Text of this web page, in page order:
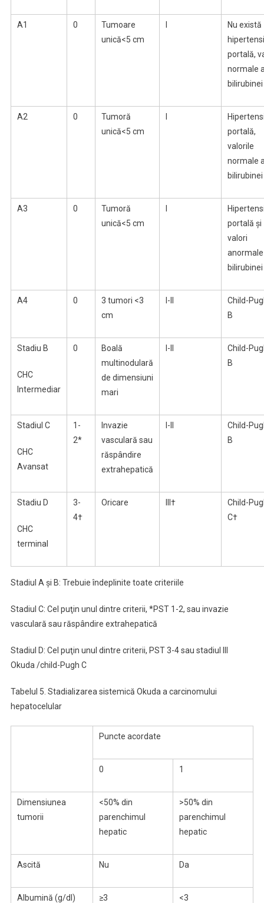
A1 0
Tumoare
unică<5 cm
Nu există
portală,
normale
bilirubinei
A2 0
Tumoră
unică<5 cm
portală,
valorile
normale
bilirubinei
A3 0
Tumoră
unică<5 cm
portală şi
valori
bilirubinei
A4 0
3 tumori <3
cm
I-II
Child-
B
Stadiu B
CHC
Intermediar
0
Boală
multinodulară
de dimensiuni
mari
I-II
Child-
B
Stadiul C
CHC
Avansat
1-
2*
Invazie
vasculară sau
răspândire
extrahepatică
I-II
Child-
B
Stadiu D
CHC
terminal
3-
4†
Oricare III†
Child-
C†
Stadiul A şi B: Trebuie îndeplinite toate criteriile
Stadiul C: Cel puţin unul dintre criterii, *PST 1-2, sau invazie
vasculară sau răspândire extrahepatică
Stadiul D: Cel puţin unul dintre criterii, PST 3-4 sau stadiul III
Okuda /child-Pugh C
Tabelul 5. Stadializarea sistemică Okuda a carcinomului
hepatocelular
Puncte acordate
0 1
Dimensiunea
tumorii
<50% din
parenchimul
hepatic
>50% din
parenchimul
hepatic
Ascită Nu Da
Albumină (g/dl) ≥3 <3